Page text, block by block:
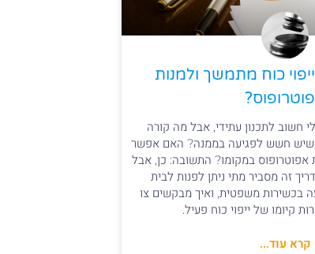
כוח מתמשך ולמנות
חשוב לתכנון עתידי, אבל מה קורה
חשש לפגיעה בממנה? האם אפשר
אפוטרופוס במקומו? התשובה: כן, אבל
זה מסביר מתי ניתן לפנות לבית
בכשירות משפטית, ואיך מבקשים צו
קיומו של ייפוי כוח פעיל.
קרא עוד...